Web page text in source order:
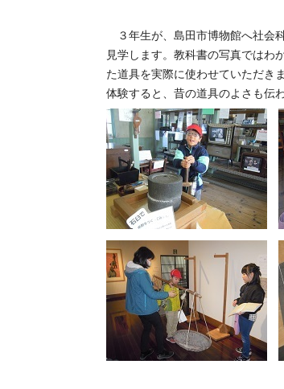
３年生が、島田市博物館へ社会
見学します。教科書の写真ではわ
た道具を実際に使わせていただき
体験すると、昔の道具のよさも伝